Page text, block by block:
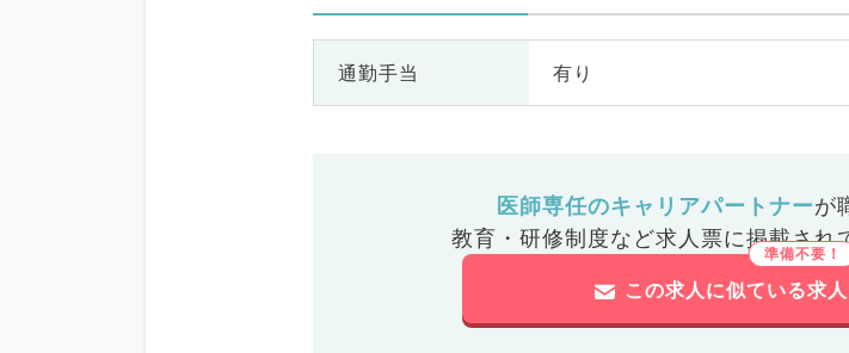
通勤手当 有り
医師専任のキャリアパートナーが
教育・研修制度など求人票に掲載され
この求人に似ている求